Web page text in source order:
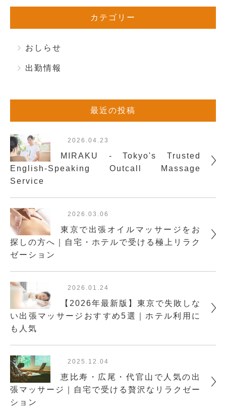
カテゴリー
おしらせ
出勤情報
最近の投稿
2026.04.23
MIRAKU - Tokyo's Trusted
English-Speaking Outcall Massage
Service
2026.03.06
東京で出張オイルマッサージをお
探しの方へ｜自宅・ホテルで受ける極上リラク
ゼーション
2026.01.24
【2026年最新版】東京で失敗しな
い出張マッサージおすすめ5選｜ホテル利用に
も人気
2025.12.04
恵比寿・広尾・代官山で人気の出
張マッサージ｜自宅で受ける贅沢なリラクゼー
ション